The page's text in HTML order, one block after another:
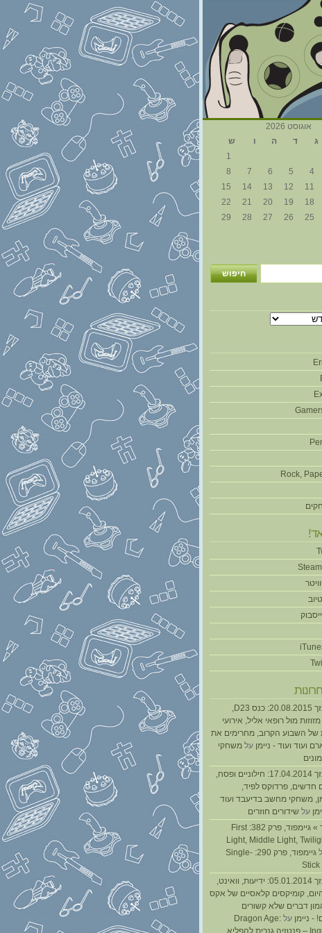
אוגוסט 2026
ג ד ה ו
ש
1
4
5
6
7
8
11
12
13
14
15
18
19
20
21
22
25
26
27
28
29
Rock,
נגנז בגנזך 20.08.2015: כנס D23,
מול רופאי אליל, אירועי
של השבוע הקרוב, מחרימים את
ועוד ועוד - ניימן על משחקי
נגנז בגנזך 17.04.2014: חילוניים ופסח,
חדשים, פרדוקס לפיד,
משחקי מחשב בדיעבד ועוד
על שידורים חוזרים
גיימפאד » גיימפוד, פרק 382: First
Light, Middle Light,
גיימפוד, פרק 290: Single-
Stick
נגנז בגנזך 05.01.2014: ידיעות, וואינט,
קומיקסים קלאסיים של אקס
דברים שלא קשורים
- ניימן על Dragon Age:
Inquisition – פנטזיה גנרית להפליא